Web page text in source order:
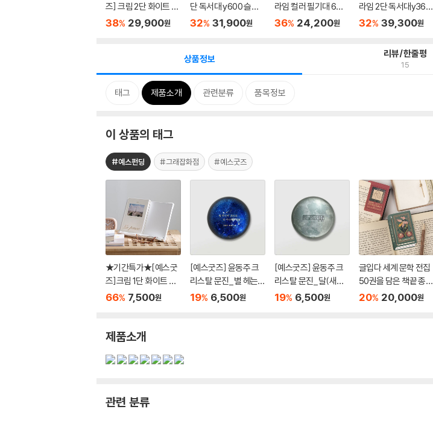
즈] 크림 2단 화이트 독
서대
38% 29,900원
단 독서대 y600 슬라
이드...
32% 31,900원
라임 컬러 필기대 6종
택1
36% 24,200원
라임 2단 독서대y360
슬라이...
32% 39,300원
상품정보 리뷰/한줄평
15
태그 제품소개 관련분류 품목정보
이 상품의 태그
#예스펀딩 #그래잡화점 #예스굿즈
★기간특가★[예스굿
즈]크림 1단 화이트 독
서대 300 책받침대 휴
66% 7,500원
[예스굿즈] 윤동주 크
리스탈 문진_별 헤는
밤(무게 280g)
19% 6,500원
[예스굿즈] 윤동주 크
리스탈 문진_달(새로
운 길)(무게 280g)
19% 6,500원
글입다 세계 문학 전집
50권을 담은 책끝 종이
북마크 책갈피 Reader
20% 20,000원
제품소개
관련 분류